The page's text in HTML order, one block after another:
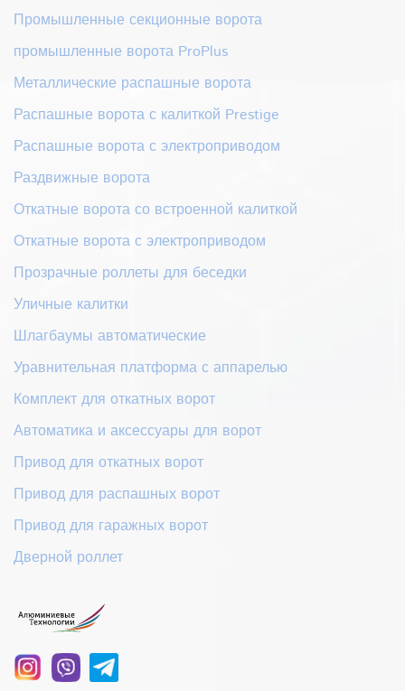
Промышленные секционные ворота
промышленные ворота ProPlus
Металлические распашные ворота
Распашные ворота с калиткой Prestige
Распашные ворота с электроприводом
Раздвижные ворота
Откатные ворота со встроенной калиткой
Откатные ворота с электроприводом
Прозрачные роллеты для беседки
Уличные калитки
Шлагбаумы автоматические
Уравнительная платформа с аппарелью
Комплект для откатных ворот
Автоматика и аксессуары для ворот
Привод для откатных ворот
Привод для распашных ворот
Привод для гаражных ворот
Дверной роллет